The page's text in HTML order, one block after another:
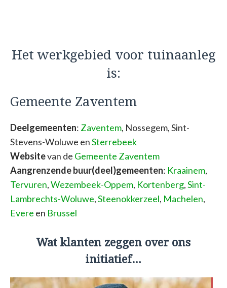
Het werkgebied voor tuinaanleg
is:
Gemeente Zaventem
Deelgemeenten: Zaventem, Nossegem, Sint-
Stevens-Woluwe enSterrebeek
Websitevan de Gemeente Zaventem
Aangrenzende buur(deel)gemeenten: Kraainem,
Tervuren,Wezembeek-Oppem, Kortenberg,Sint-
Lambrechts-Woluwe,Steenokkerzeel, Machelen,
Evere en Brussel
Wat klanten zeggen over ons
initiatief…